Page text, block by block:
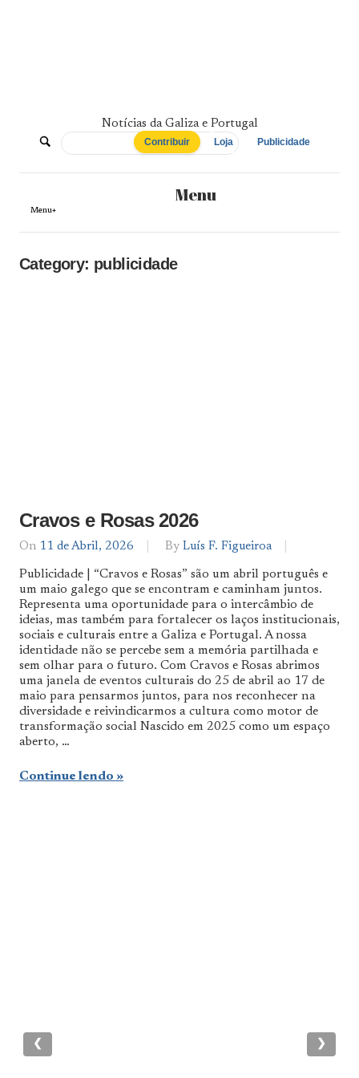
De
Norte
a
Sul
Notícias da Galiza e Portugal
Contribuir Loja Publicidade
Menu
Menu+
Category: publicidade
Cravos e Rosas 2026
On 11 de Abril, 2026 By Luís F. Figueiroa
Publicidade | “Cravos e Rosas” são um abril português e
um maio galego que se encontram e caminham juntos.
Representa uma oportunidade para o intercâmbio de
ideias, mas também para fortalecer os laços institucionais,
sociais e culturais entre a Galiza e Portugal. A nossa
identidade não se percebe sem a memória partilhada e
sem olhar para o futuro. Com Cravos e Rosas abrimos
uma janela de eventos culturais do 25 de abril ao 17 de
maio para pensarmos juntos, para nos reconhecer na
diversidade e reivindicarmos a cultura como motor de
transformação social Nascido em 2025 como um espaço
aberto, …
Continue lendo
❮ ❯